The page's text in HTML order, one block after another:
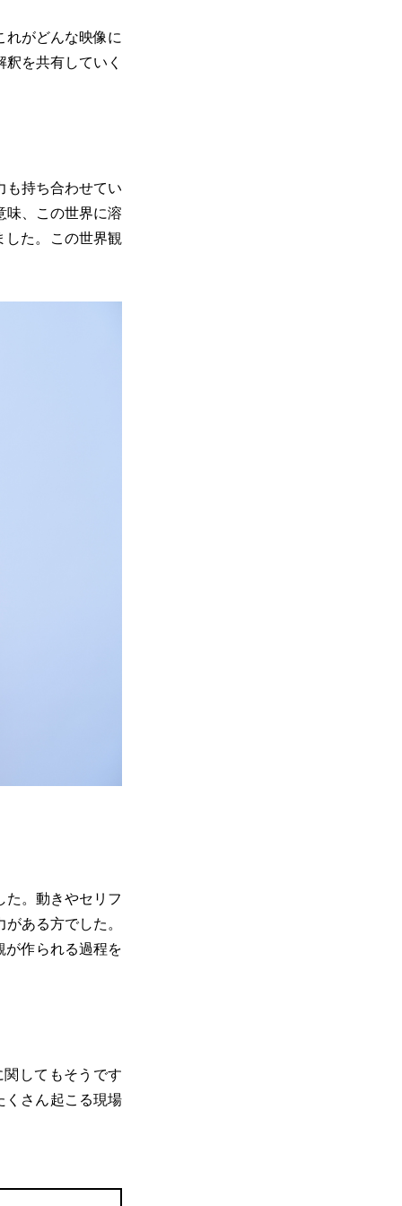
れがどんな映像に
を共有していく
も持ち合わせてい
味、この世界に溶
した。この世界観
た。動きやセリフ
ある方でした。
が作られる過程を
してもそうです
くさん起こる現場